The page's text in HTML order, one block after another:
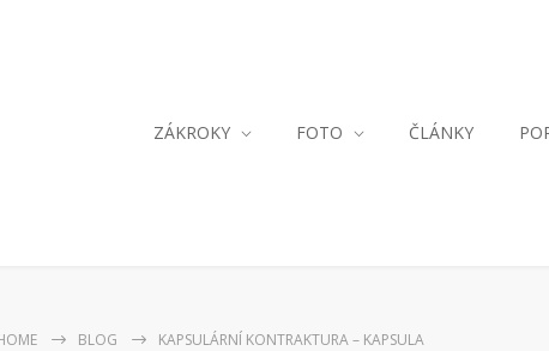
ZÁKROKY FOTO ČLÁNKY
BLOG KAPSULÁRNÍ KONTRAKTURA – KAPSULA